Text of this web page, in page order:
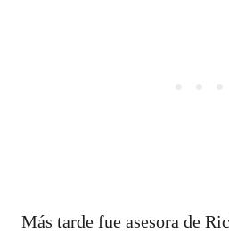
Más tarde fue asesora de